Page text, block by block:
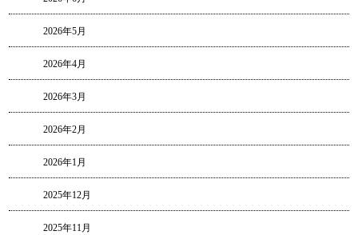
2026年5月
2026年4月
2026年3月
2026年2月
2026年1月
2025年12月
2025年11月